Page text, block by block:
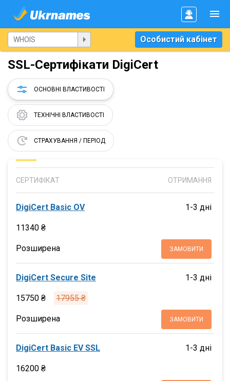
Особистий кабінет
SSL-Сертифікати DigiCert
ОСНОВНІ ВЛАСТИВОСТІ
ТЕХНІЧНІ ВЛАСТИВОСТІ
СТРАХУВАННЯ / ПЕРІОД
СЕРТИФІКАТ ОТРИМАННЯ
DigiCert Basic OV
11340 ₴
1-3 дні
Розширена ЗАМОВИТИ
DigiCert Secure Site
15750 ₴ 17955 ₴
1-3 дні
Розширена ЗАМОВИТИ
DigiCert Basic EV SSL
16200 ₴
1-3 дні